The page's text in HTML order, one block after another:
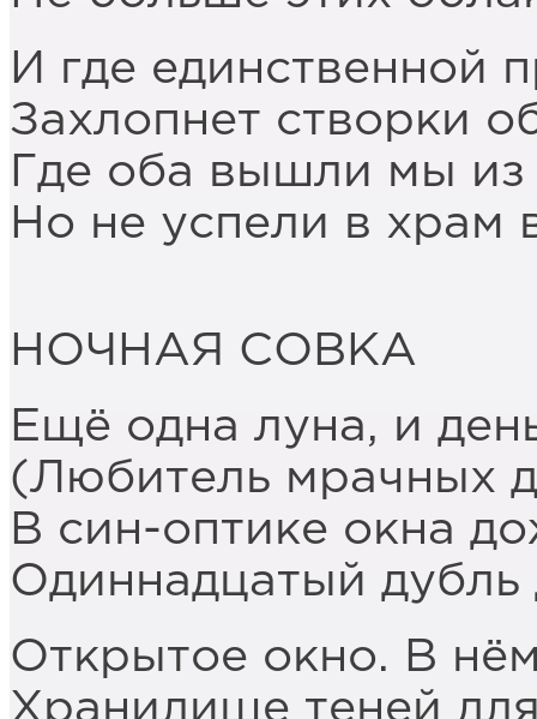
И где единственной
Захлопнет створки
Где оба вышли мы из
Но не успели в храм
НОЧНАЯ СОВКА
Ещё одна луна, и
(Любитель мрачных
В син-оптике окна
Одиннадцатый
Открытое окно. В
Хранилище теней